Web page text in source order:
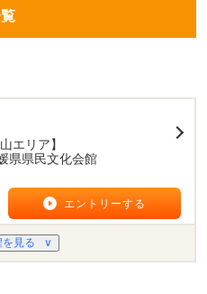
山エリア】
県県民文化会館
エントリーする
見る